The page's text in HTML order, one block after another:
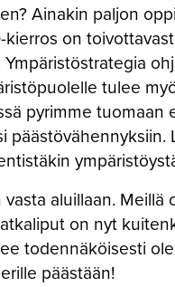
Ainakin paljon
kierros on
tulee
pyrimme
aluillaan.
on nyt
todennäköisesti
päästään!